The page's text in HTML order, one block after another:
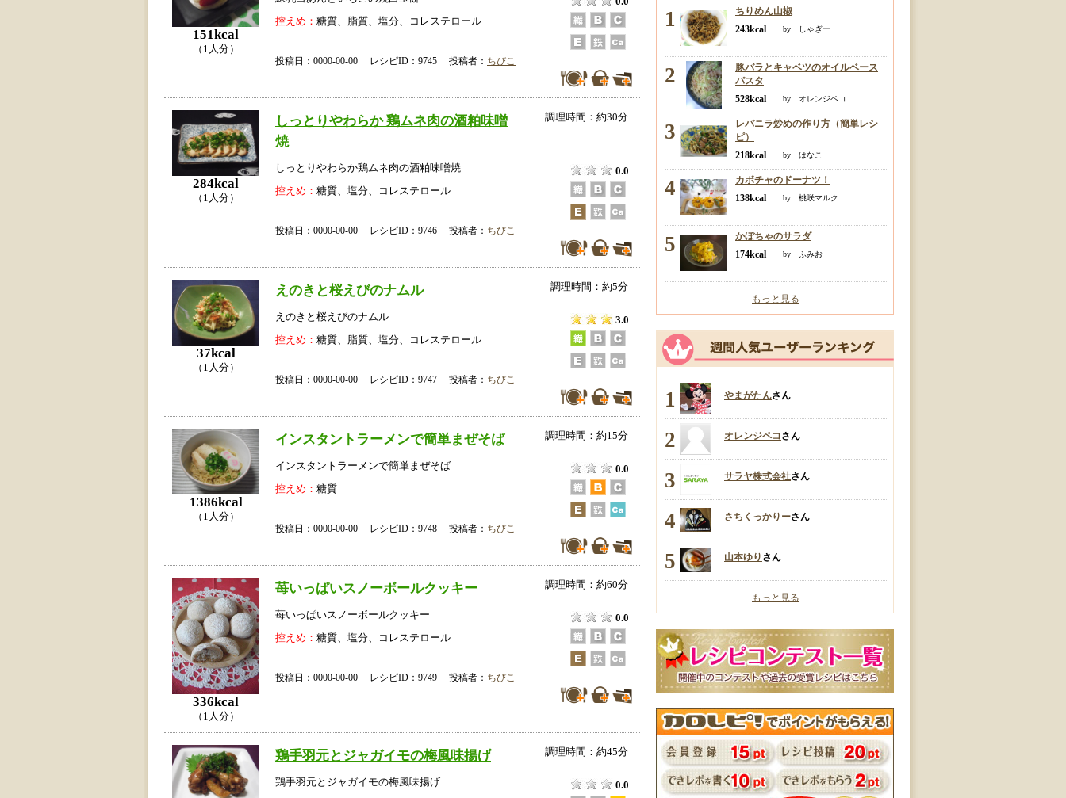
151kcal
（1人分）
控えめ： 糖質、脂質、塩分、コレステロール
投稿日：0000-00-00 レシピID：9745 投稿者： ちびこ
284kcal
（1人分）
しっとりやわらか 鶏ムネ肉の酒粕味噌
焼
調理時間：約30分
しっとりやわらか鶏ムネ肉の酒粕味噌焼
0.0
控えめ： 糖質、塩分、コレステロール
投稿日：0000-00-00 レシピID：9746 投稿者： ちびこ
37kcal
（1人分）
えのきと桜えびのナムル 調理時間：約5分
えのきと桜えびのナムル
3.0
控えめ： 糖質、脂質、塩分、コレステロール
投稿日：0000-00-00 レシピID：9747 投稿者： ちびこ
1386kcal
（1人分）
インスタントラーメンで簡単まぜそば 調理時間：約15分
インスタントラーメンで簡単まぜそば
0.0
控えめ： 糖質
投稿日：0000-00-00 レシピID：9748 投稿者： ちびこ
336kcal
（1人分）
苺いっぱいスノーボールクッキー 調理時間：約60分
苺いっぱいスノーボールクッキー
0.0
控えめ： 糖質、塩分、コレステロール
投稿日：0000-00-00 レシピID：9749 投稿者： ちびこ
鶏手羽元とジャガイモの梅風味揚げ 調理時間：約45分
鶏手羽元とジャガイモの梅風味揚げ
0.0
1
ちりめん山椒
243kcal
by しゃぎー
2
豚バラとキャベツのオイルベース
パスタ
528kcal
by オレンジペコ
3
レバニラ炒めの作り方（簡単レシ
ピ）
218kcal
by はなこ
4
カボチャのドーナツ！
138kcal
by 桃咲マルク
5
かぼちゃのサラダ
174kcal
by ふみお
もっと見る
1 やまがたんさん
2 オレンジペコさん
3 サラヤ株式会社さん
4 さちくっかりーさん
5 山本ゆり さん
もっと見る